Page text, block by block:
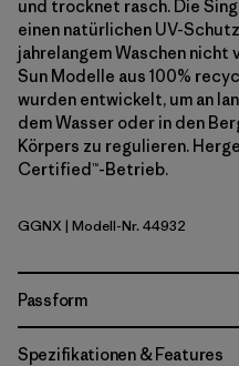
und trocknet rasch. Die
einen natürlichen UV-
jahrelangem Waschen
Sun Modelle aus 100%
wurden entwickelt, um an
dem Wasser oder in den
Körpers zu regulieren.
Certified™-Betrieb.
Gumtree Green - Light Gumtree Green X-Dye
GGNX | Modell-Nr. 44932
Passform
Spezifikationen & Features